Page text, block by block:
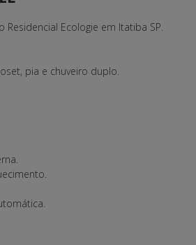
Ecologie em Itatiba SP.
pia e chuveiro duplo.